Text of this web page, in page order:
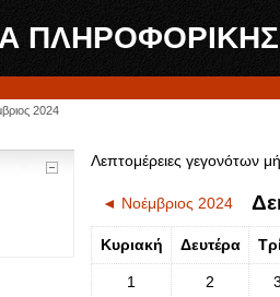
ΠΛΗΡΟΦΟΡΙΚΗΣ
2024
Λεπτομέρειες γεγονότων
◄ Νοέμβριος 2024
Κυριακή Δευτέρα
1 2